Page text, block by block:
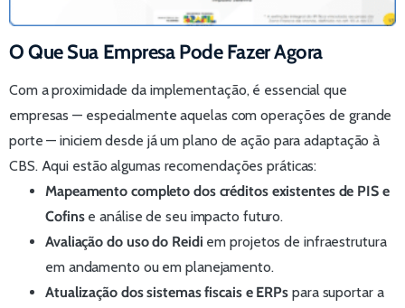
O Que Sua Empresa Pode Fazer Agora
Com a proximidade da implementação, é essencial que
empresas — especialmente aquelas com operações de grande
porte — iniciem desde já um plano de ação para adaptação à
CBS. Aqui estão algumas recomendações práticas:
Mapeamento completo dos créditos existentes de PIS e
Cofinse análise de seu impacto futuro.
Avaliação do uso do Reidi em projetos de infraestrutura
em andamento ou em planejamento.
Atualização dos sistemas fiscais e ERPs para suportar a